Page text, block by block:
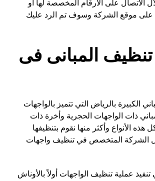
الاتصال على الأرقام المخصصة لها أو
على موقع الشركة وسوف تم الرد عليك
المبانى فى
الكبيرة بالرياض التي تتميز بالواجهات
ذات الواجهات الحجرية وأخرة ذات
الأنواع وأكثر منها نقوم بتنظيفها
الشركة المتخصص في تنظيف واجهات
عملية تنظيف الواجهات أولاً بالأوناش